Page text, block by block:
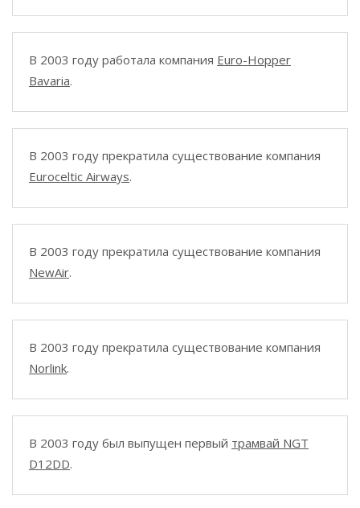
В 2003 году работала компания Euro-Hopper
Bavaria.
В 2003 году прекратила существование компания
Euroceltic Airways.
В 2003 году прекратила существование компания
NewAir.
В 2003 году прекратила существование компания
Norlink.
В 2003 году был выпущен первый трамвай NGT
D12DD.